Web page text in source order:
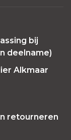
bij
deelname)
Alkmaar
retourneren